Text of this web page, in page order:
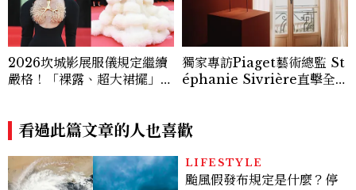
2026坎城影展服儀規定繼續
嚴格！「裸露、超大裙擺」都
獨家專訪Piaget藝術總監 St
éphanie Sivrière直擊全新
看過此篇文章的人也喜歡
LIFESTYLE
颱風假發布規定是什麼？停